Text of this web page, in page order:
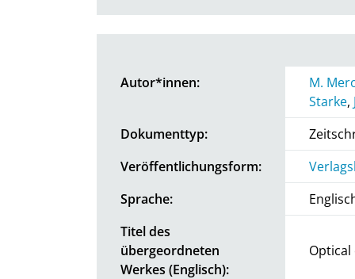
Autor*innen:
M.
Starke,
Dokumenttyp:
Veröffentlichungsform:
Sprache:
Titel des
übergeordneten
Werkes (Englisch):